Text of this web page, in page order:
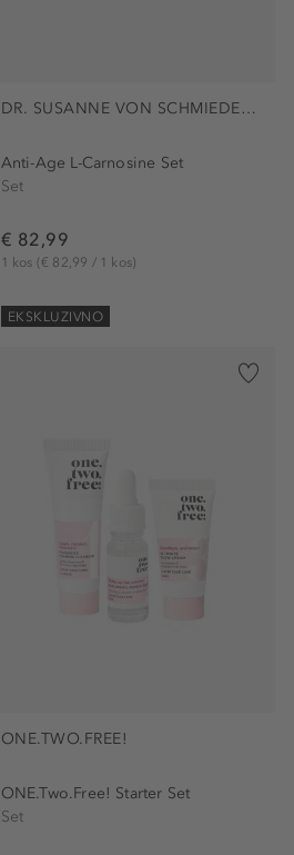
DR. SUSANNE VON SCHMIEDEBERG
Anti-Age L-Carnosine Set
Set
€ 82,99
1 kos (€ 82,99 / 1 kos)
EKSKLUZIVNO
ONE.TWO.FREE!
ONE.Two.Free! Starter Set
Set